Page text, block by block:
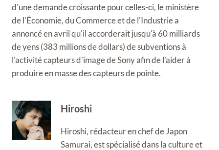
d'une demande croissante pour celles-ci, le ministère
de l'Économie, du Commerce et de l'Industrie a
annoncé en avril qu'il accorderait jusqu'à 60 milliards
de yens (383 millions de dollars) de subventions à
l'activité capteurs d'image de Sony afin de l'aider à
produire en masse des capteurs de pointe.
Hiroshi
Hiroshi, rédacteur en chef de Japon
Samurai, est spécialisé dans la culture et